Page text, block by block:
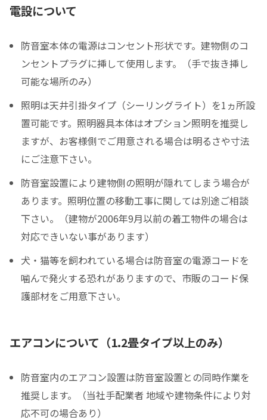
電設について
防音室本体の電源はコンセント形状です。建物側のコ
ンセントプラグに挿して使用します。（手で抜き挿し
可能な場所のみ）
照明は天井引掛タイプ（シーリングライト）を1ヵ所設
置可能です。照明器具本体はオプション照明を推奨し
ますが、お客様側でご用意される場合は明るさや寸法
にご注意下さい。
防音室設置により建物側の照明が隠れてしまう場合が
あります。照明位置の移動工事に関しては別途ご相談
下さい。（建物が2006年9月以前の着工物件の場合は
対応できいない事があります）
犬・猫等を飼われている場合は防音室の電源コードを
噛んで発火する恐れがありますので、市販のコード保
護部材をご用意下さい。
エアコンについて（1.2畳タイプ以上のみ）
防音室内のエアコン設置は防音室設置との同時作業を
推奨します。（当社手配業者 地域や建物条件により対
応不可の場合あり）